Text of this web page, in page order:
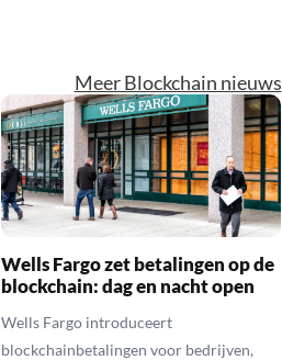
Meer Blockchain nieuws
Wells Fargo zet betalingen op de
blockchain: dag en nacht open
Wells Fargo introduceert
blockchainbetalingen voor bedrijven,